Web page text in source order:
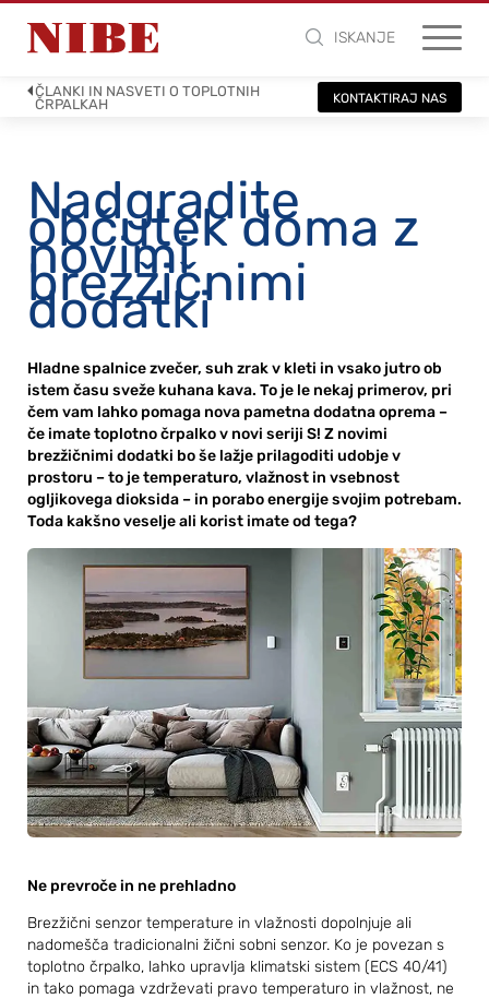
ISKANJE
ČLANKI IN NASVETI O TOPLOTNIH
ČRPALKAH
KONTAKTIRAJ NAS
Nadgradite
občutek doma z
novimi
brezžičnimi
dodatki
Hladne spalnice zvečer, suh zrak v kleti in vsako jutro ob
istem času sveže kuhana kava. To je le nekaj primerov, pri
čem vam lahko pomaga nova pametna dodatna oprema –
če imate toplotno črpalko v novi seriji S! Z novimi
brezžičnimi dodatki bo še lažje prilagoditi udobje v
prostoru – to je temperaturo, vlažnost in vsebnost
ogljikovega dioksida – in porabo energije svojim potrebam.
Toda kakšno veselje ali korist imate od tega?
Ne prevroče in ne prehladno
Brezžični senzor temperature in vlažnosti dopolnjuje ali
nadomešča tradicionalni žični sobni senzor. Ko je povezan s
toplotno črpalko, lahko upravlja klimatski sistem (ECS 40/41)
in tako pomaga vzdrževati pravo temperaturo in vlažnost, ne